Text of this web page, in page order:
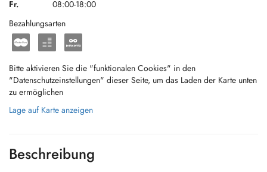
Fr.
08:00-18:00
Bezahlungsarten
Bitte aktivieren Sie die "funktionalen Cookies" in den
"Datenschutzeinstellungen" dieser Seite, um das Laden der Karte unten
zu ermöglichen
Lage auf Karte anzeigen
Beschreibung